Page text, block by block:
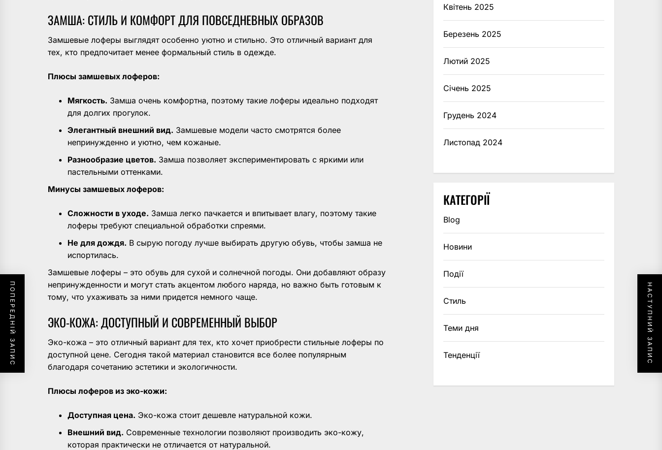
ЗАМША: СТИЛЬ И КОМФОРТ ДЛЯ ПОВСЕДНЕВНЫХ ОБРАЗОВ
Замшевые лоферы выглядят особенно уютно и стильно. Это отличный вариант для
тех, кто предпочитает менее формальный стиль в одежде.
Плюсы замшевых лоферов:
Мягкость. Замша очень комфортна, поэтому такие лоферы идеально подходят
для долгих прогулок.
Элегантный внешний вид. Замшевые модели часто смотрятся более
непринужденно и уютно, чем кожаные.
Разнообразие цветов. Замша позволяет экспериментировать с яркими или
пастельными оттенками.
Минусы замшевых лоферов:
Сложности в уходе. Замша легко пачкается и впитывает влагу, поэтому такие
лоферы требуют специальной обработки спреями.
Не для дождя. В сырую погоду лучше выбирать другую обувь, чтобы замша не
испортилась.
Замшевые лоферы – это обувь для сухой и солнечной погоды. Они добавляют образу
непринужденности и могут стать акцентом любого наряда, но важно быть готовым к
тому, что ухаживать за ними придется немного чаще.
ЭКО-КОЖА: ДОСТУПНЫЙ И СОВРЕМЕННЫЙ ВЫБОР
Эко-кожа – это отличный вариант для тех, кто хочет приобрести стильные лоферы по
доступной цене. Сегодня такой материал становится все более популярным
благодаря сочетанию эстетики и экологичности.
Плюсы лоферов из эко-кожи:
Доступная цена. Эко-кожа стоит дешевле натуральной кожи.
Внешний вид. Современные технологии позволяют производить эко-кожу,
которая практически не отличается от натуральной.
ПОПЕРЕДНІЙ ЗАПИС НАСТУПНИЙ ЗАПИС
Квітень 2025
Березень 2025
Лютий 2025
Січень 2025
Грудень 2024
Листопад 2024
КАТЕГОРІЇ
Blog
Новини
Події
Стиль
Теми дня
Тенденції